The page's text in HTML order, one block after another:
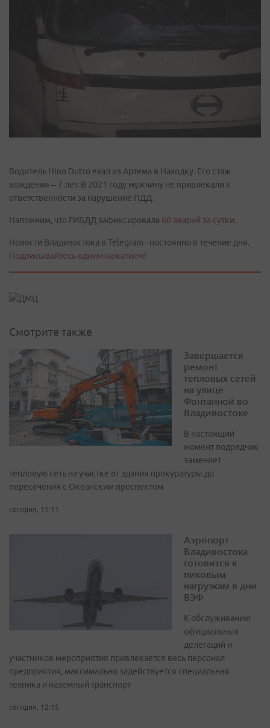
Водитель Hino Dutro ехал из Артема в Находку. Его стаж
вождения – 7 лет. В 2021 году мужчину не привлекали к
ответственности за нарушение ПДД.
Напомним, что ГИБДД зафиксировала 60 аварий за сутки.
Новости Владивостока в Telegram - постоянно в течение дня.
Подписывайтесь одним нажатием!
Смотрите также
Завершается
ремонт
тепловых сетей
на улице
Фонтанной во
Владивостоке
В настоящий
момент подрядчик
заменяет
тепловую сеть на участке от здания прокуратуры до
пересечения с Океанским проспектом
сегодня, 11:11
Аэропорт
Владивостока
готовится к
пиковым
нагрузкам в дни
ВЭФ
К обслуживанию
официальных
делегаций и
участников мероприятия привлекается весь персонал
предприятия, максимально задействуется специальная
техника и наземный транспорт
сегодня, 12:15